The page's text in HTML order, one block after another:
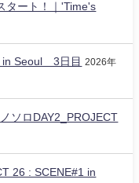
タート！｜'Time's
in Seoul 3日目
2026年
ソロDAY2_PROJECT
26 : SCENE#1 in